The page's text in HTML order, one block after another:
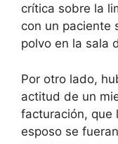
crítica sobre la
con un paciente
polvo en la sala
Por otro lado,
actitud de un
facturación, que
esposo se